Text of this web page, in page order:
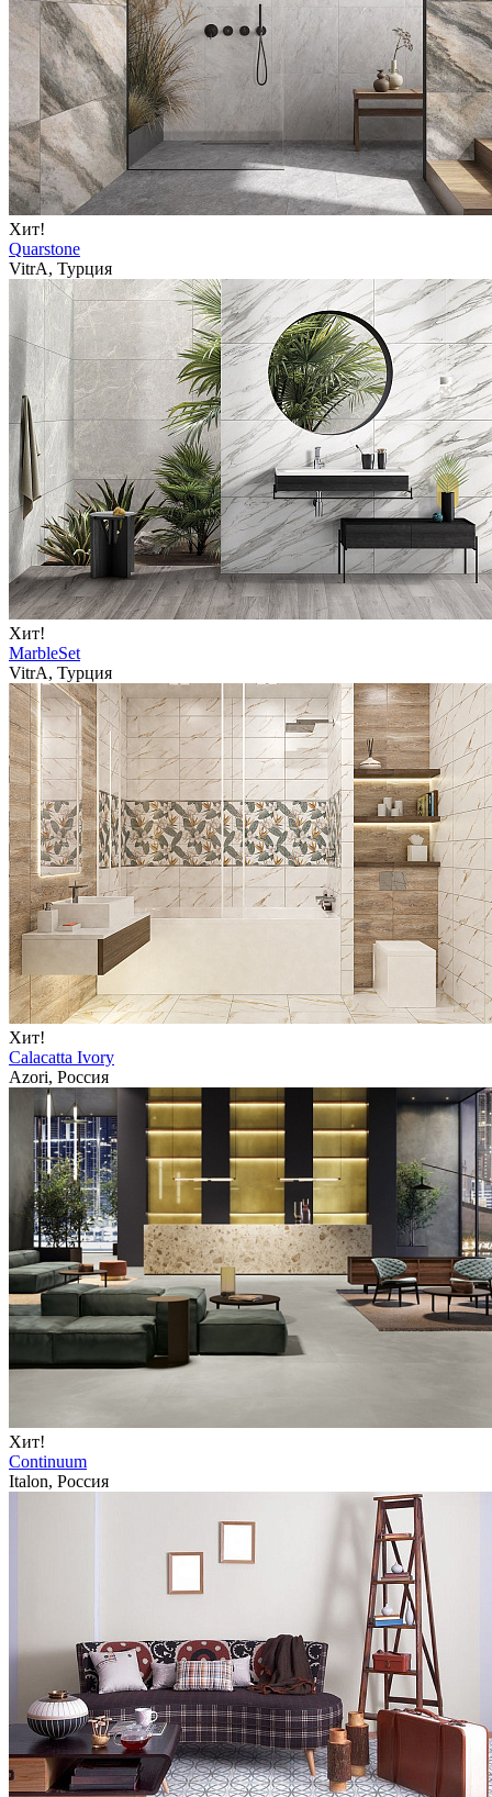
Хит!
Quarstone
VitrA, Турция
Хит!
MarbleSet
VitrA, Турция
Хит!
Calacatta Ivory
Azori, Россия
Хит!
Continuum
Italon, Россия